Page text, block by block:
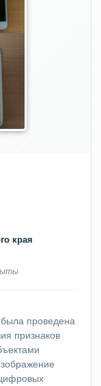
края
проведена
признаков